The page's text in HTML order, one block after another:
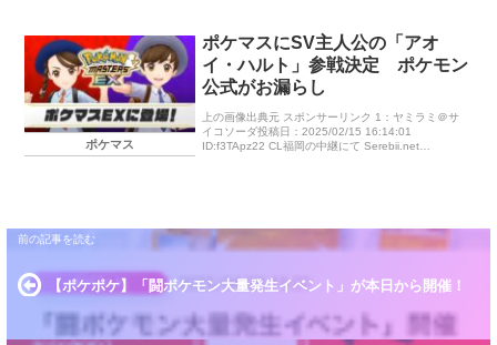
ポケマス
ポケマスにSV主人公の「アオ
イ・ハルト」参戦決定 ポケモン
公式がお漏らし
上の画像出典元 スポンサーリンク 1：ヤミラミ＠サ
イコソーダ投稿日：2025/02/15 16:14:01
ID:f3TApz22 CL福岡の中継にて Serebii.net
【ポケポケ】「闘ポケモン大量発生イベント」が本日から開催！